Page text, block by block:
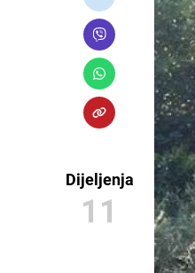
Dijeljenja
11